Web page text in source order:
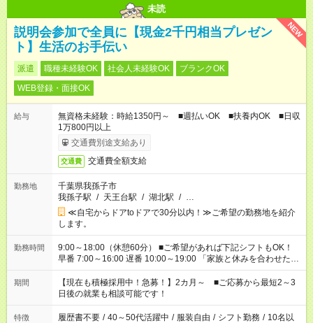
未読
NEW
説明会参加で全員に【現金2千円相当プレゼン
ト】生活のお手伝い
派遣 職種未経験OK 社会人未経験OK
ブランクOK
WEB登録・面接OK
給与
無資格未経験：時給1350円～ ■週払いOK ■扶養内OK ■日収
1万800円以上
交通費別途支給あり
交通費 交通費全額支給
勤務地
千葉県我孫子市
我孫子駅 / 天王台駅 / 湖北駅 / …
≪自宅からドアtoドアで30分以内！≫ご希望の勤務地を紹介
します。
勤務時間
9:00～18:00（休憩60分） ■ご希望があれば下記シフトもOK！
早番 7:00～16:00 遅番 10:00～19:00 「家族と休みを合わせた
い」 「余裕を持って夕飯の準備がしたい」 「できれば残業はし
たくない」 など、ご希望を教えてくださいね。 ※Wワーク希望
の方へ 今ご覧のお仕事で希望する勤務時間と、もう1つのお仕事
の勤務時間。 合計で週40時間を超える場合は応募できません。
期間
【現在も積極採用中！急募！】2カ月～ ■ご応募から最短2～3
日後の就業も相談可能です！
特徴 履歴書不要 / 40～50代活躍中 / 服装自由 / シフト勤務 / 10名以